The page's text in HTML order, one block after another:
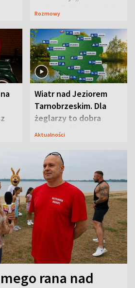
szpiegów” od razu ich
Rozmowy
Wiatr nad Jeziorem
Tarnobrzeskim. Dla
żeglarzy to dobra
wiadomość
Aktualności
rana nad